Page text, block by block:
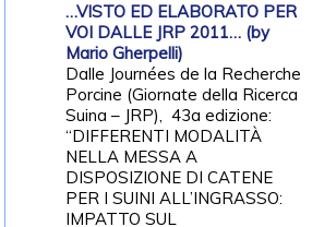
…VISTO ED ELABORATO PER
VOI DALLE JRP 2011… (by
Mario Gherpelli)
Dalle Journées de la Recherche
Porcine (Giornate della Ricerca
Suina – JRP), 43a edizione:
“DIFFERENTI MODALITÀ
NELLA MESSA A
DISPOSIZIONE DI CATENE
PER I SUINI ALL’INGRASSO:
IMPATTO SUL